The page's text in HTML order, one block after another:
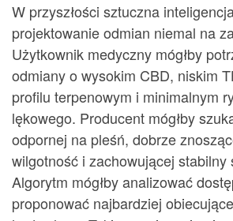
W przyszłości sztuczna
projektowanie odmian niemal na
Użytkownik medyczny mógłby
odmiany o wysokim CBD, niskim
profilu terpenowym i minimalnym
lękowego. Producent mógłby
odpornej na pleśń, dobrze
wilgotność i zachowującej stabilny
Algorytm mógłby analizować
proponować najbardziej